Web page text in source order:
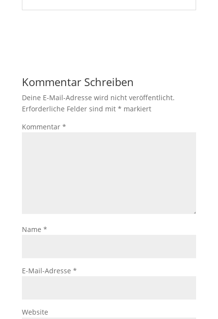
Kommentar Schreiben
Deine E-Mail-Adresse wird nicht veröffentlicht.
Erforderliche Felder sind mit * markiert
Kommentar *
Name *
E-Mail-Adresse *
Website